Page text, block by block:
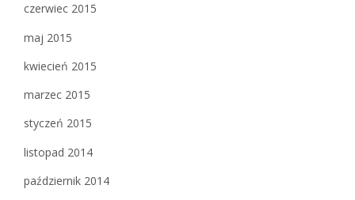
czerwiec 2015
maj 2015
kwiecień 2015
marzec 2015
styczeń 2015
listopad 2014
październik 2014